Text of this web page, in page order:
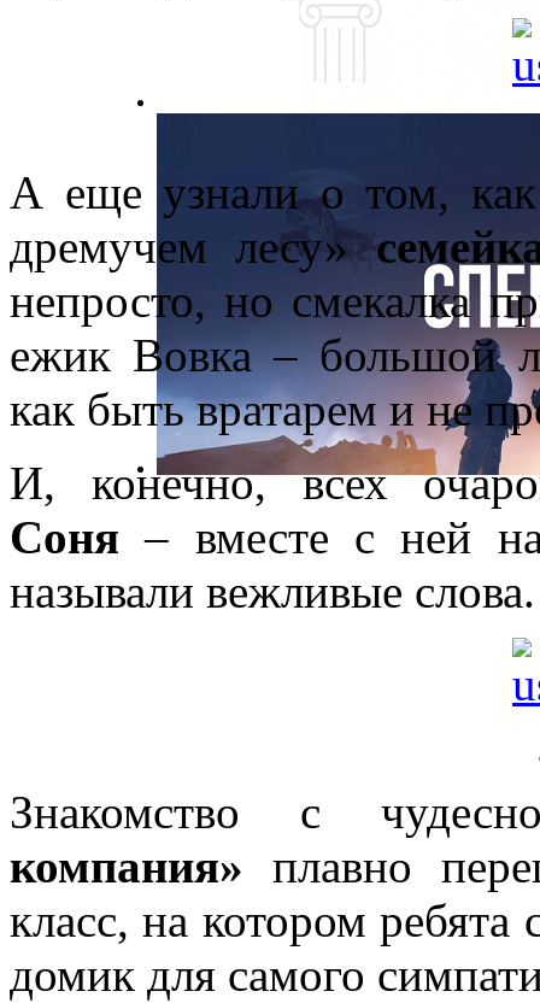
А еще узнали о том,
дремучем лесу»
непросто, но смекалка
ежик Вовка – большой
как быть вратарем и не
И, конечно, всех
Соня – вместе с ней
называли вежливые слова.
Знакомство с
компания» плавно
класс, на котором
домик для самого